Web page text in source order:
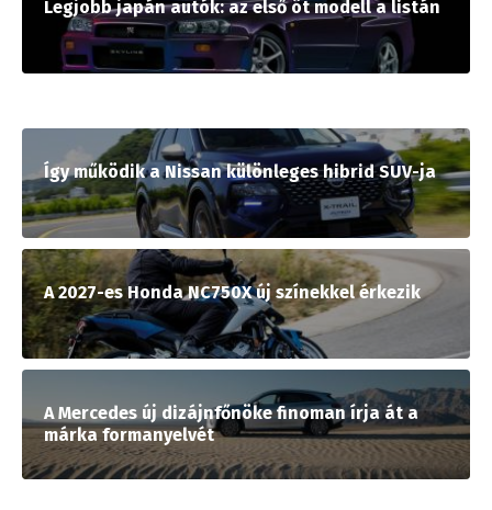
Legjobb japán autók: az első öt modell a listán
Így működik a Nissan különleges hibrid SUV-ja
A 2027-es Honda NC750X új színekkel érkezik
A Mercedes új dizájnfőnöke finoman írja át a
márka formanyelvét